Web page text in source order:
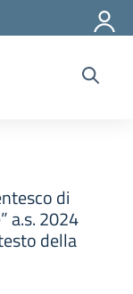
di
a.s. 2024
della